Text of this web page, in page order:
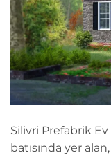
Silivri Prefabrik
batısında yer